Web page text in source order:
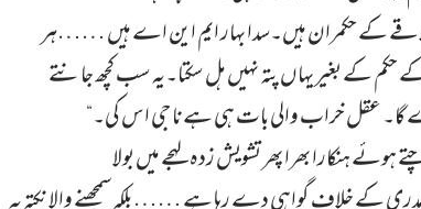
کے حکمران ہیں۔سدا بہار ایم این اے ہیں ……ہر
بغیر یہاں پتہ نہیں ہل سکتا۔یہ سب کچھ جانتے
عقل خراب والی بات ہی ہے نا جی اس کی۔“
ہنکارا بھرا پھر تشویش زدہ لہجے میں بولا